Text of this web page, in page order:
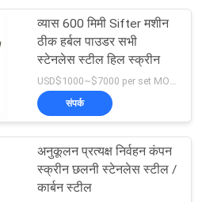
व्यास 600 मिमी Sifter मशीन
ठीक हर्बल पाउडर सभी
स्टेनलेस स्टील हिल स्क्रीन
USD$1000~$7000 per set MOQ:एक सेट
संपर्क
अनुकूलन प्रत्यक्ष निर्वहन कंपन
स्क्रीन छलनी स्टेनलेस स्टील /
कार्बन स्टील